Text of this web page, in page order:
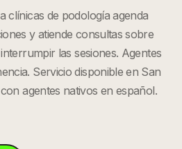
clínicas de podología agenda
y atiende consultas sobre
las sesiones. Agentes
Servicio disponible en San
agentes nativos en español.